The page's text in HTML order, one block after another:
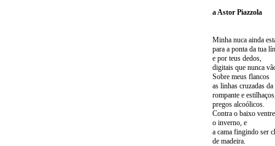
aAstor Piazzola
Minha nuca ainda
para a ponta da tua
e por teus dedos,
digitais que nunca
Sobre meus flancos
as linhas cruzadas
rompante e
pregos alcoólicos.
Contra o baixo ventre
o inverno, e
a cama fingindo ser
de madeira.